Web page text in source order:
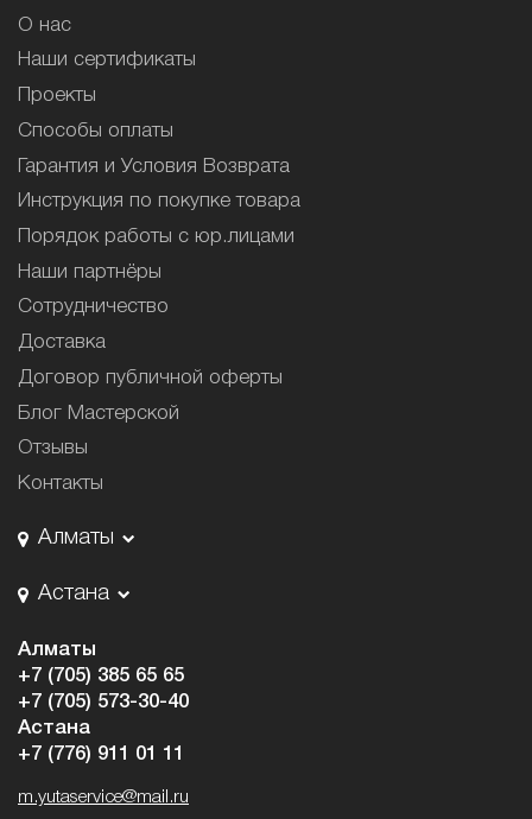
О нас
Наши сертификаты
Проекты
Способы оплаты
Гарантия и Условия Возврата
Инструкция по покупке товара
Порядок работы с юр.лицами
Наши партнёры
Сотрудничество
Доставка
Договор публичной оферты
Блог Мастерской
Отзывы
Контакты
Алматы
Астана
Алматы
+7 (705) 385 65 65
+7 (705) 573-30-40
Астана
+7 (776) 911 01 11
m.yutaservice@mail.ru